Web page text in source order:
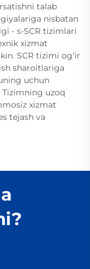
talab
nisbatan
- s-SCR tizimlari
xizmat
SCR tizimi og'ir
sharoitlariga
uchun
uzoq
xizmat
tejash va